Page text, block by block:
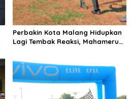
Perbakin Kota Malang Hidupkan
Lagi Tembak Reaksi, Mahameru